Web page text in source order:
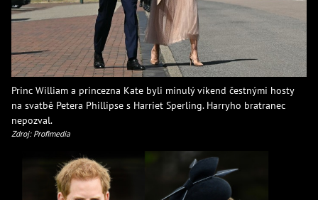
Princ William a princezna Kate byli minulý víkend čestnými hosty
na svatbě Petera Phillipse s Harriet Sperling. Harryho bratranec
nepozval.
Zdroj: Profimedia